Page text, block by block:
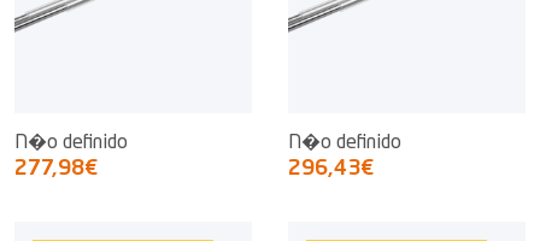
N�o definido
277,98€
N�o definido
296,43€